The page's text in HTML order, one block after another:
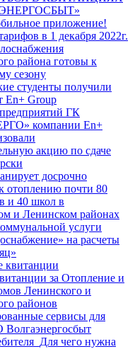
приложение!
в 1 декабря 2022г.
района готовы к
сезону
студенты получили
En+ Group
ГК
компании En+
акцию по сдаче
досрочно
отоплению почти 80
и 40 школ в
и Ленинском районах
услуги
на расчеты
квитанции
за Отопление и
Ленинского и
районов
сервисы для
чего нужна